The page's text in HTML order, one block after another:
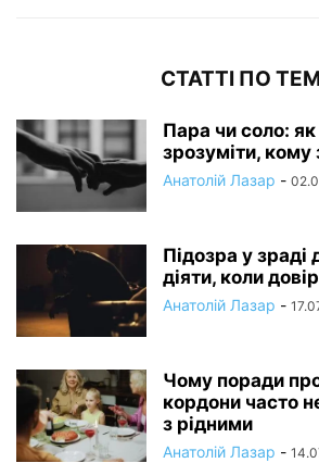
СТАТТІ ПО
Пара чи соло: як
зрозуміти,
Анатолій Лазар -
Підозра у
діяти, коли
Анатолій Лазар -
Чому поради
кордони часто
з рідними
Анатолій Лазар -